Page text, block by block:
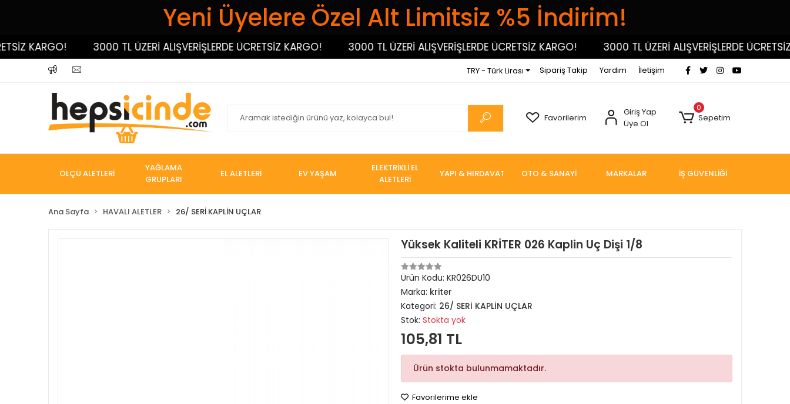
Yeni Üyelere Özel Alt Limitsiz %5 İndirim!
KARGO! 3000 TL ÜZERİ ALIŞVERİŞLERDE ÜCRETSİZ KARGO! 3000 TL ÜZERİ ALIŞVERİŞLERDE ÜCRETSİZ KARGO! 3000 TL ÜZERİ ALIŞVERİŞLERDE ÜCRETSİZ
TRY - Türk Lirası Sipariş Takip Yardım İletişim
Favorilerim
Giriş Yap
Üye Ol
0
Sepetim
ÖLÇÜ ALETLERİ
YAĞLAMA
GRUPLARI
EL ALETLERİ EV YAŞAM
ELEKTRİKLİ EL
ALETLERİ
YAPI & HIRDAVAT OTO & SANAYİ MARKALAR İŞ GÜVENLİĞİ
Ana Sayfa HAVALI ALETLER 26/ SERİ KAPLİN UÇLAR
Yüksek Kaliteli KRİTER 026 Kaplin Uç Dişi 1/8
Ürün Kodu: KR026DU10
Marka: kriter
Kategori: 26/ SERİ KAPLİN UÇLAR
Stok: Stokta yok
105,81 TL
Ürün stokta bulunmamaktadır.
Favorilerime ekle